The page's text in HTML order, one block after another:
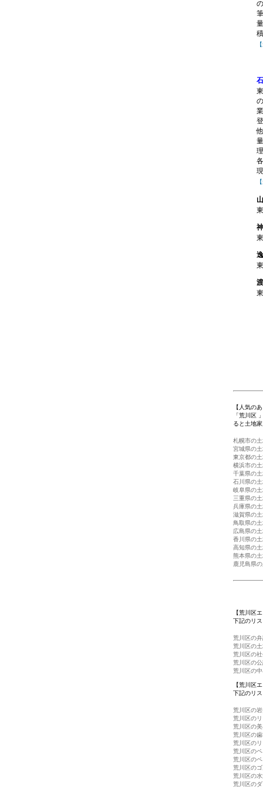
【人気の
「荒川区
ると土地
札幌市の
宮城県の
東京都の
横浜市の
千葉県の
石川県の
岐阜県の
三重県の
兵庫県の
滋賀県の
鳥取県の
広島県の
香川県の
高知県の
熊本県の
鹿児島県
【荒川区
下記のリ
荒川区の
荒川区の
荒川区の
荒川区の
荒川区の
【荒川区
下記のリ
荒川区の
荒川区の
荒川区の
荒川区の
荒川区の
荒川区の
荒川区の
荒川区の
荒川区の
荒川区の